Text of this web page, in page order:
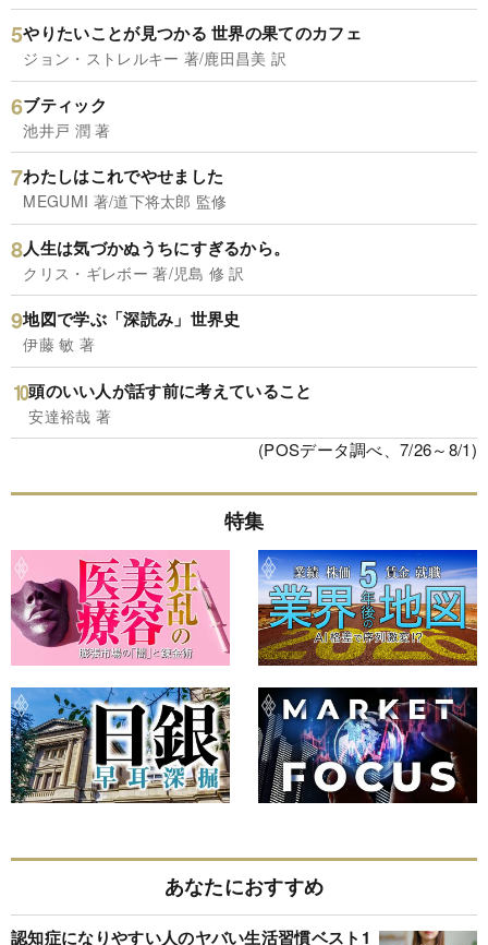
やりたいことが見つかる 世界の果てのカフェ
ジョン・ストレルキー 著/鹿田昌美 訳
ブティック
池井戸 潤 著
わたしはこれでやせました
MEGUMI 著/道下将太郎 監修
人生は気づかぬうちにすぎるから。
クリス・ギレボー 著/児島 修 訳
地図で学ぶ「深読み」世界史
伊藤 敏 著
頭のいい人が話す前に考えていること
安達裕哉 著
(POSデータ調べ、7/26～8/1)
特集
あなたにおすすめ
認知症になりやすい人のヤバい生活習慣ベスト1